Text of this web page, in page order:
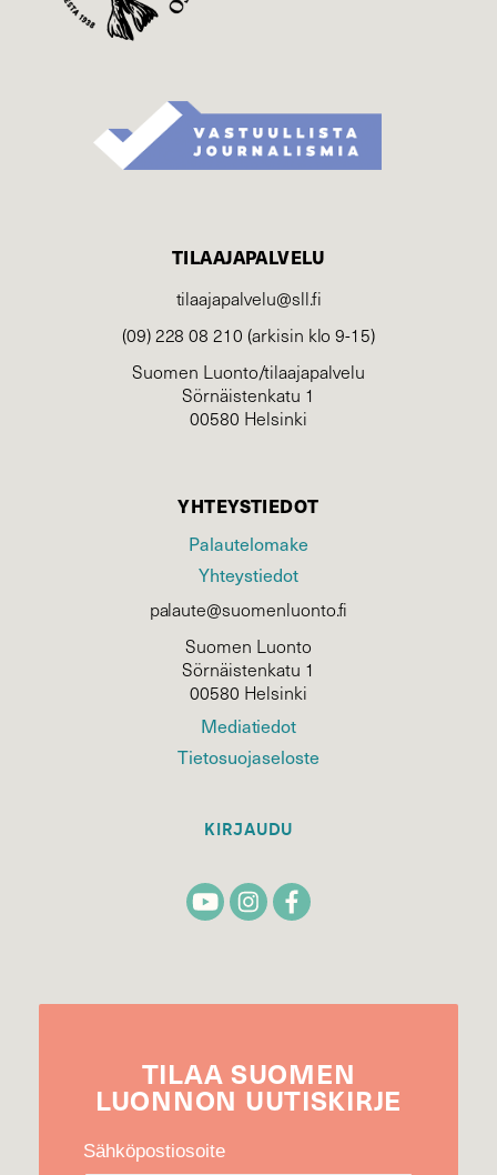
TILAAJAPALVELU
tilaajapalvelu@sll.fi
(09) 228 08 210 (arkisin klo 9-15)
Suomen Luonto/tilaajapalvelu
Sörnäistenkatu 1
00580 Helsinki
YHTEYSTIEDOT
Palautelomake
Yhteystiedot
palaute@suomenluonto.fi
Suomen Luonto
Sörnäistenkatu 1
00580 Helsinki
Mediatiedot
Tietosuojaseloste
KIRJAUDU
TILAA SUOMEN
LUONNON UUTIS­KIRJE
Sähköpostiosoite